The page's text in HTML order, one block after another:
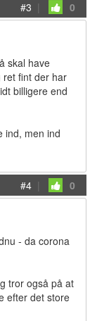
#3 | 0
skal have
ret fint der har
billigere end
ind, men ind
#4 | 0
- da corona
tror også på at
efter det store